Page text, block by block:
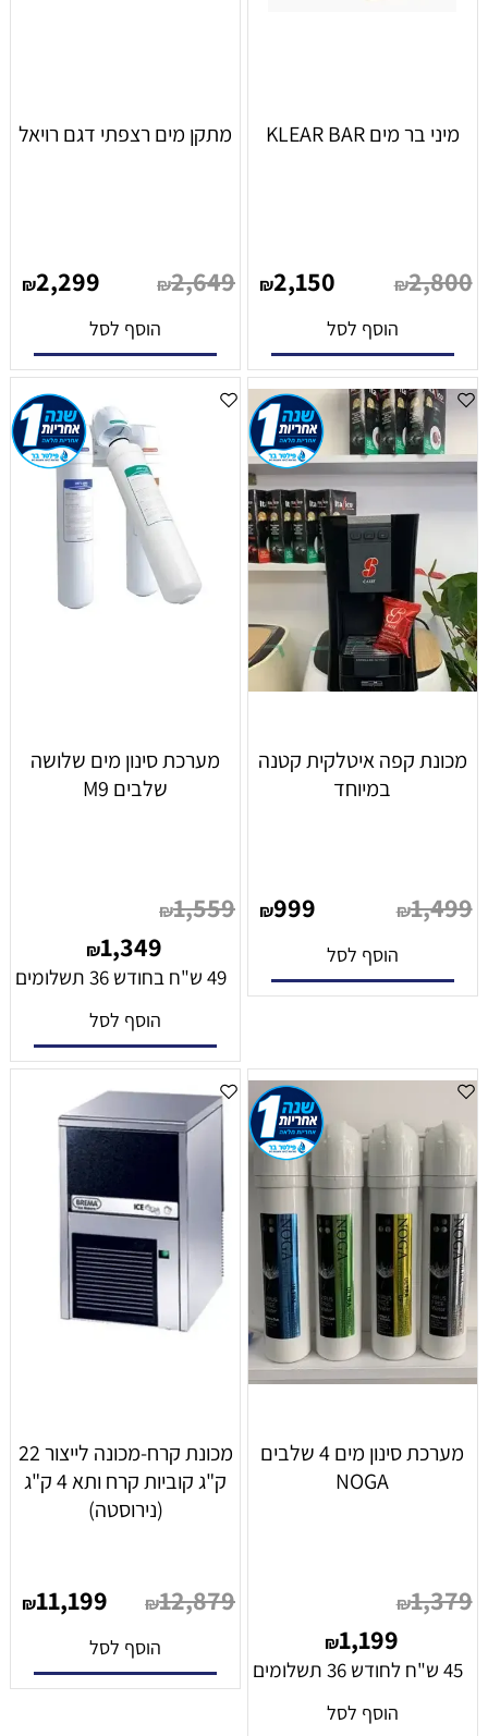
מיני בר מים KLEAR BAR
₪2,800
₪2,150
הוסף לסל
מתקן מים רצפתי דגם רויאל
₪2,649
₪2,299
הוסף לסל
מכונת קפה איטלקית קטנה
במיוחד
₪1,499
₪999
הוסף לסל
מערכת סינון מים שלושה
שלבים M9
₪1,559
₪1,349
49 ש"ח בחודש 36 תשלומים
הוסף לסל
מערכת סינון מים 4 שלבים
NOGA
₪1,379
₪1,199
45 ש"ח לחודש 36 תשלומים
הוסף לסל
מכונת קרח-מכונה לייצור 22
ק"ג קוביות קרח ותא 4 ק"ג
(נירוסטה)
₪12,879
₪11,199
הוסף לסל